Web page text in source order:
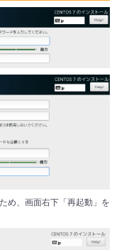
め、画面右下「再起動」を